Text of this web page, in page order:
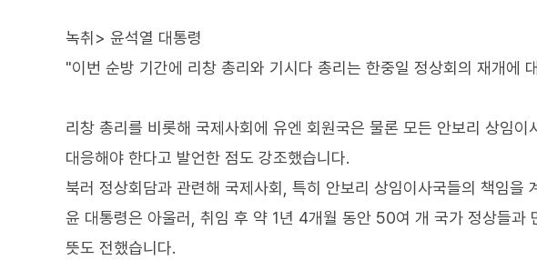
녹취> 윤석열 대통령
"이번 순방 기간에 리창 총리와 기시다 총리는 한중일 정상회의 재개에
리창 총리를 비롯해 국제사회에 유엔 회원국은 물론 모든 안보리 상임이
대응해야 한다고 발언한 점도 강조했습니다.
북러 정상회담과 관련해 국제사회, 특히 안보리 상임이사국들의 책임을
윤 대통령은 아울러, 취임 후 약 1년 4개월 동안 50여 개 국가 정상들과
뜻도 전했습니다.